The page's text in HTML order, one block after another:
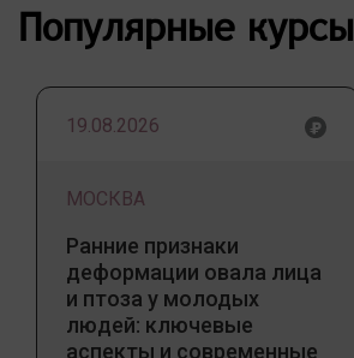
Популярные курсы
19.08.2026
МОСКВА
Ранние признаки
деформации овала лица
и птоза у молодых
людей: ключевые
аспекты и современные